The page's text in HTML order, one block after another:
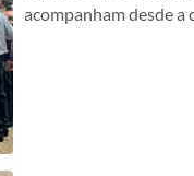
acompanham desde a